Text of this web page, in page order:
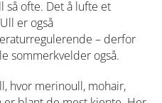
så ofte. Det å lufte et
er også
– derfor
sommerkvelder også.
hvor merinoull, mohair,